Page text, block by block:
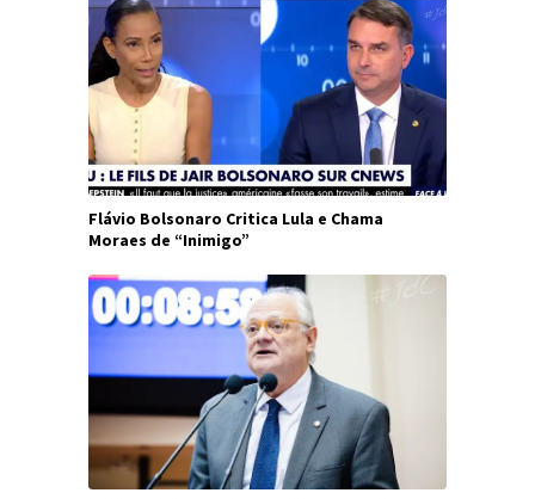
Flávio Bolsonaro Critica Lula e Chama
Moraes de “Inimigo”